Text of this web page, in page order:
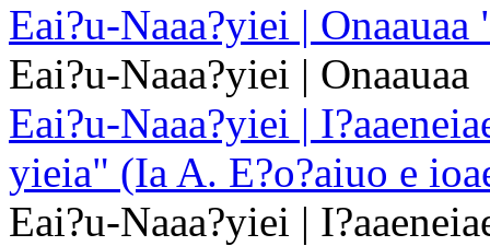
Eai?u-Naaa?yiei | Onaauaa
Eai?u-Naaa?yiei | Onaauaa
Eai?u-Naaa?yiei |
yieia" (Ia A. E?o?aiuo e
Eai?u-Naaa?yiei |